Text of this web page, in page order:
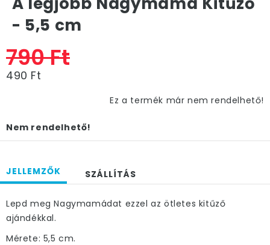
- 5,5 cm
790 Ft
490 Ft
Ez a termék már nem rendelhető!
Nem rendelhető!
JELLEMZŐK SZÁLLÍTÁS
Lepd meg Nagymamádat ezzel az ötletes kitűző
ajándékkal.
Mérete: 5,5 cm.